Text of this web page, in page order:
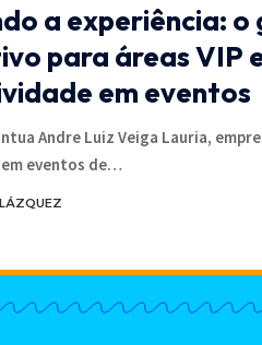
a experiência: o
para áreas VIP
em eventos
Andre Luiz Veiga Lauria,
eventos de…